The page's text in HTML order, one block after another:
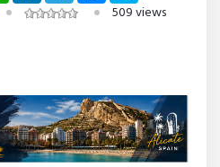
509 views